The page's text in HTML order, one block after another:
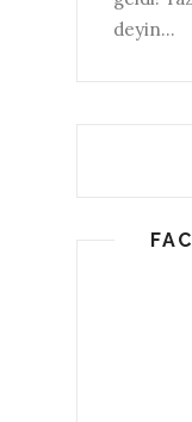
deyin...